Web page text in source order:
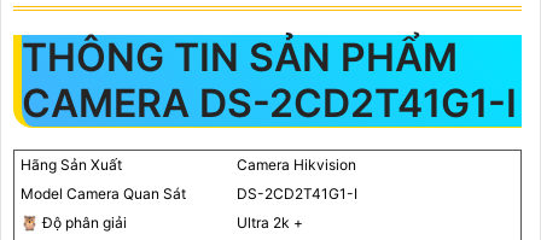
THÔNG TIN SẢN PHẨM
CAMERA DS-2CD2T41G1-I
Hãng Sản Xuất
Camera Hikvision
Model Camera Quan Sát
DS-2CD2T41G1-I
🦉 Độ phân giải
Ultra 2k +